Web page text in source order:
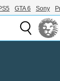
GTA 6 Sony